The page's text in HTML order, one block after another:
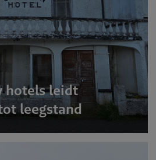
hotels leidt
leegstand